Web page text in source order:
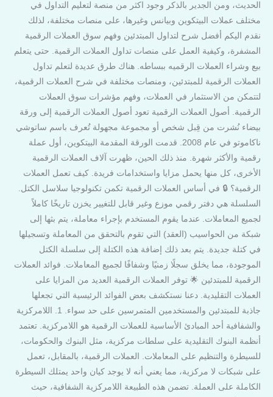
الحديث، ومن الجدير بالذكر وجود اكثر من منصة لتعليم التداول في
مختلف عملات البيتكوين وبيانس وغيرها، على منصات مختلفة، لذلك
نقدم اليكم أفضل شرح لتداول المبتدئين وفهم سوق العملات الرقمية
المشفرة، وكيفية العمل على منصات تداول العملات الرقمية. حتى يتعلم
بيع وشراء العملات الرقميه ببساطه. هناك طرق عديدة لتعلم تداول
العملات الرقمية للمبتدئين، ومنصات مختلفة في شرح العملات الرقمية،
لتتمكن من الاستثمار في العملات، وفهم مؤشرات سوق العملات
الرقمية. أصول العملات الرقمية تعود أصول العملات الرقمية إلى ورقة
بيضاء نُشرت من قِبل شخص أو مجموعة مجهولة تُعرف باسم ساتوشي
ناكاموتو في عام 2008. قدمت الورقة المقدمة البيتكوين، أول عملة
رقمية والأكثر شهرة. منذ ذلك الحين، ظهرت آلاف العملات الرقمية
الأخرى، كل منها يحمل مزايا واستخدامات فريدة. كيف تعمل العملات
الرقمية؟ 🔒 في أساس العملات الرقمية تكمن تكنولوجيا سلاسل الكتل.
السلسلة هي دفتر رقمي موزع وغير قابل للتغيير يخزن تاريخًا كاملاً
لجميع المعاملات. عندما يقوم المستخدم بإجراء معاملة، يتم بثها إلى
شبكة من الحواسيب (العقد) التي تقوم بالتحقق من المعاملة وتسجيلها
في كتلة جديدة. يتم بعد ذلك إضافة هذه الكتلة إلى سلسلة الكتل
الموجودة، مما يخلق سجلًا زمنيًا وشفافًا لجميع المعاملات. فوائد العملات
الرقمية للمبتدئين 🌟 توفر العملات الرقمية العديد من المزايا على
العملات التقليدية. دعنا نستكشف بعض الفوائد الرئيسية التي تجعلها
جاذبة للمبتدئين والمستخدمين المتمرسين على حد سواء. 1. اللامركزية
والشفافية أحد المبادئ الأساسية للعملات الرقمية هو اللامركزية. تعتمد
أنظمة البنوك التقليدية على سلطات مركزية، مثل البنوك والحكومات،
للسيطرة والتنظيم على المعاملات. العملات الرقمية، بالمقابل، تعمل
على شبكات لا مركزية، مما يعني أنه لا يوجد كيان واحد يمتلك السيطرة
الكاملة على العملة. تضمن هذه الطبيعة اللامركزية الشفافية، حيث